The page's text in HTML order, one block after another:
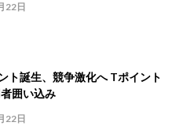
22日
ト誕生、競争激化へ Tポイント
囲い込み
22日